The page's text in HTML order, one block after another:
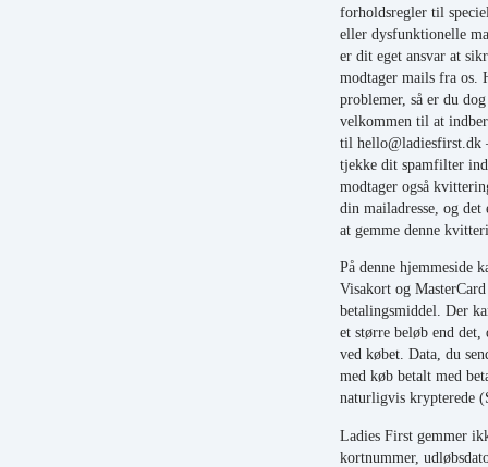
forholdsregler til
eller dysfunktionelle
er dit eget ansvar at
modtager mails fra os.
problemer, så er du
velkommen til at
til hello@ladiesfirst.dk
tjekke dit spamfilter
modtager også
din mailadresse, og det
at gemme denne
På denne hjemmeside
Visakort og
betalingsmiddel. Der
et større beløb end det,
ved købet. Data, du
med køb betalt med
naturligvis krypterede
Ladies First gemmer
kortnummer,